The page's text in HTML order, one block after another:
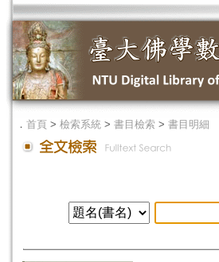
． 首頁 > 檢索系統 > 書目檢索 > 書目明細